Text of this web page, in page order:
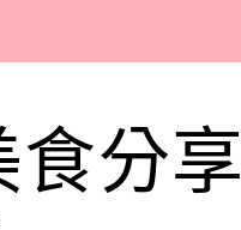
食分享